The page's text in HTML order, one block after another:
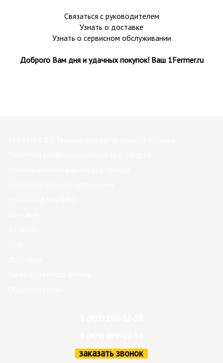
Связаться с руководителем
Узнать о доставке
Узнать о сервисном обслуживании
Доброго Вам дня и удачных покупок! Ваш 1Fermer.ru
заказать звонок